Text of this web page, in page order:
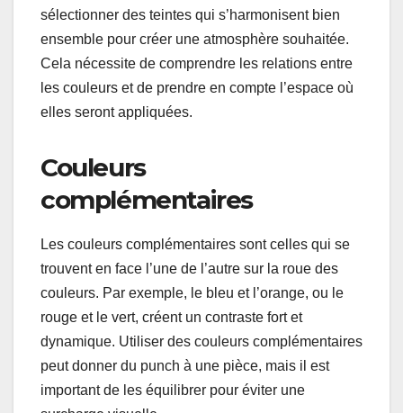
sélectionner des teintes qui s’harmonisent bien
ensemble pour créer une atmosphère souhaitée.
Cela nécessite de comprendre les relations entre
les couleurs et de prendre en compte l’espace où
elles seront appliquées.
Couleurs
complémentaires
Les couleurs complémentaires sont celles qui se
trouvent en face l’une de l’autre sur la roue des
couleurs. Par exemple, le bleu et l’orange, ou le
rouge et le vert, créent un contraste fort et
dynamique. Utiliser des couleurs complémentaires
peut donner du punch à une pièce, mais il est
important de les équilibrer pour éviter une